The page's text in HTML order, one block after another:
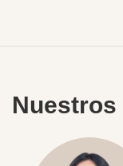
Nuestros